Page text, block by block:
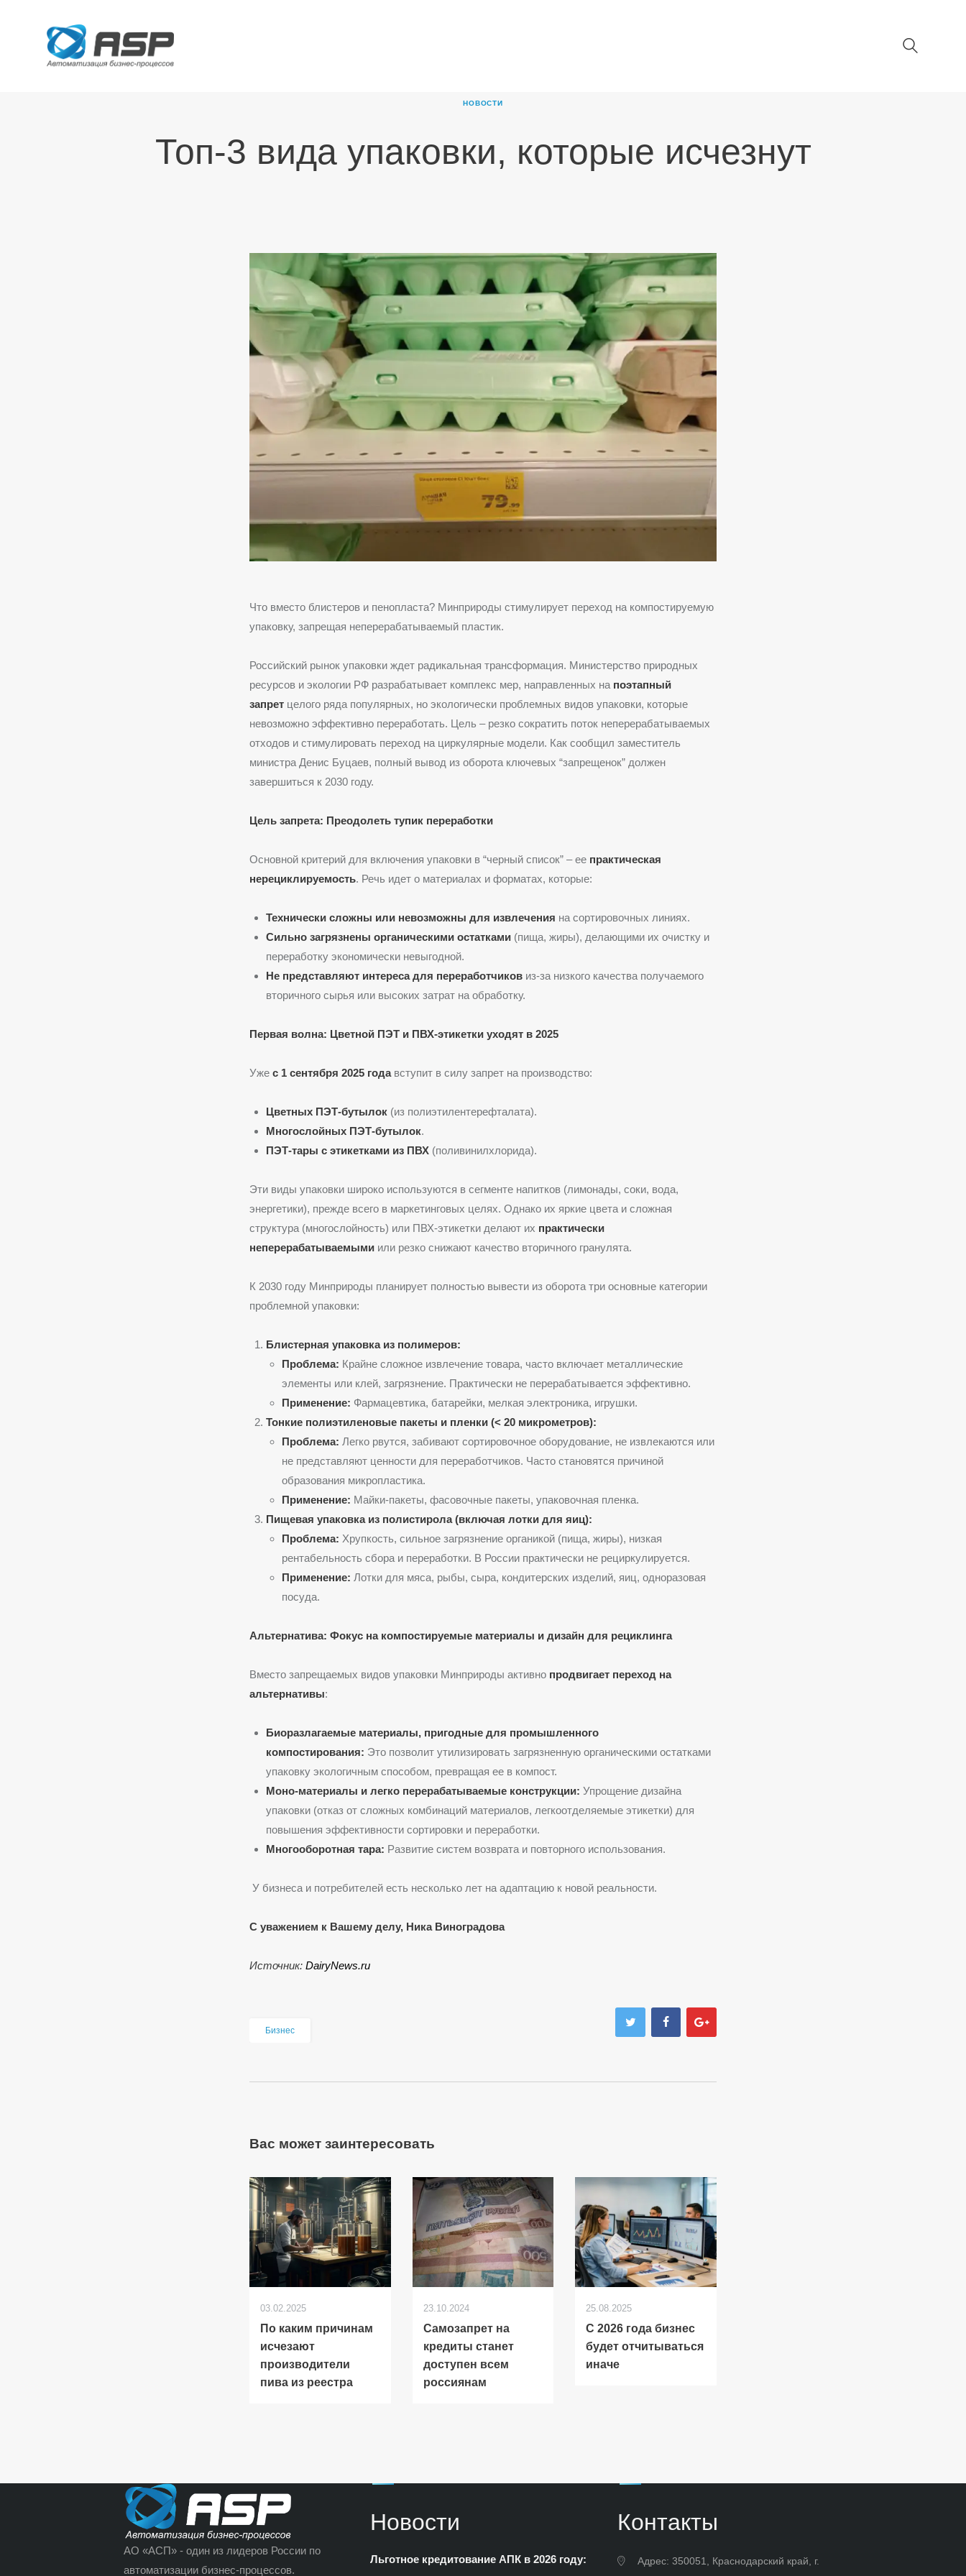
НОВОСТИ
Топ-3 вида упаковки, которые исчезнут
НОВОСТИ
КОНТАКТЫ
Что вместо блистеров и пенопласта? Минприроды стимулирует переход на компостируемую
упаковку, запрещая неперерабатываемый пластик.
Российский рынок упаковки ждет радикальная трансформация. Министерство природных
ресурсов и экологии РФ разрабатывает комплекс мер, направленных на поэтапный
запрет целого ряда популярных, но экологически проблемных видов упаковки, которые
невозможно эффективно переработать. Цель – резко сократить поток неперерабатываемых
отходов и стимулировать переход на циркулярные модели. Как сообщил заместитель
министра Денис Буцаев, полный вывод из оборота ключевых “запрещенок” должен
завершиться к 2030 году.
Цель запрета: Преодолеть тупик переработки
Основной критерий для включения упаковки в “черный список” – ее практическая
нерециклируемость. Речь идет о материалах и форматах, которые:
Технически сложны или невозможны для извлечения на сортировочных линиях.
Сильно загрязнены органическими остатками(пища, жиры), делающими их очистку и
переработку экономически невыгодной.
Не представляют интереса для переработчиковиз-за низкого качества получаемого
вторичного сырья или высоких затрат на обработку.
Первая волна: Цветной ПЭТ и ПВХ-этикетки уходят в 2025
Уже с 1 сентября 2025 годавступит в силу запрет на производство:
Цветных ПЭТ-бутылок(из полиэтилентерефталата).
Многослойных ПЭТ-бутылок.
ПЭТ-тары с этикетками из ПВХ(поливинилхлорида).
Эти виды упаковки широко используются в сегменте напитков (лимонады, соки, вода,
энергетики), прежде всего в маркетинговых целях. Однако их яркие цвета и сложная
структура (многослойность) или ПВХ-этикетки делают их практически
неперерабатываемыми или резко снижают качество вторичного гранулята.
К 2030 году Минприроды планирует полностью вывести из оборота три основные категории
проблемной упаковки:
Блистерная упаковка из полимеров:
Проблема: Крайне сложное извлечение товара, часто включает металлические
элементы или клей, загрязнение. Практически не перерабатывается эффективно.
Применение: Фармацевтика, батарейки, мелкая электроника, игрушки.
Тонкие полиэтиленовые пакеты и пленки (< 20 микрометров):
Проблема: Легко рвутся, забивают сортировочное оборудование, не извлекаются или
не представляют ценности для переработчиков. Часто становятся причиной
образования микропластика.
Применение: Майки-пакеты, фасовочные пакеты, упаковочная пленка.
Пищевая упаковка из полистирола (включая лотки для яиц):
Проблема: Хрупкость, сильное загрязнение органикой (пища, жиры), низкая
рентабельность сбора и переработки. В России практически не рециркулируется.
Применение: Лотки для мяса, рыбы, сыра, кондитерских изделий, яиц, одноразовая
посуда.
Альтернатива: Фокус на компостируемые материалы и дизайн для рециклинга
Вместо запрещаемых видов упаковки Минприроды активно продвигает переход на
альтернативы:
Биоразлагаемые материалы, пригодные для промышленного
компостирования: Это позволит утилизировать загрязненную органическими остатками
упаковку экологичным способом, превращая ее в компост.
Моно-материалы и легко перерабатываемые конструкции: Упрощение дизайна
упаковки (отказ от сложных комбинаций материалов, легкоотделяемые этикетки) для
повышения эффективности сортировки и переработки.
Многооборотная тара: Развитие систем возврата и повторного использования.
У бизнеса и потребителей есть несколько лет на адаптацию к новой реальности.
С уважением к Вашему делу, Ника Виноградова
Источник: DairyNews.ru
Бизнес
Вас может заинтересовать
03.02.2025
По каким причинам
исчезают
производители
пива из реестра
23.10.2024
Самозапрет на
кредиты станет
доступен всем
россиянам
25.08.2025
С 2026 года бизнес
будет отчитываться
иначе
АО «АСП» - один из лидеров России по
автоматизации бизнес-процессов.
Новости
Льготное кредитование АПК в 2026 году:
Контакты
Адрес: 350051, Краснодарский край, г.